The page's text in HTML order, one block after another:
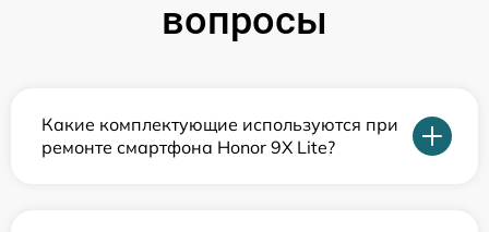
вопросы
Какие комплектующие используются при
ремонте смартфона Honor 9X Lite?